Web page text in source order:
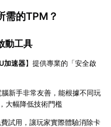
需的TPM？
動工具
加速器】提供專業的「安全啟
新手非常友善，能根據不同玩
大幅降低技術門檻
試用，讓玩家實際體驗消除卡